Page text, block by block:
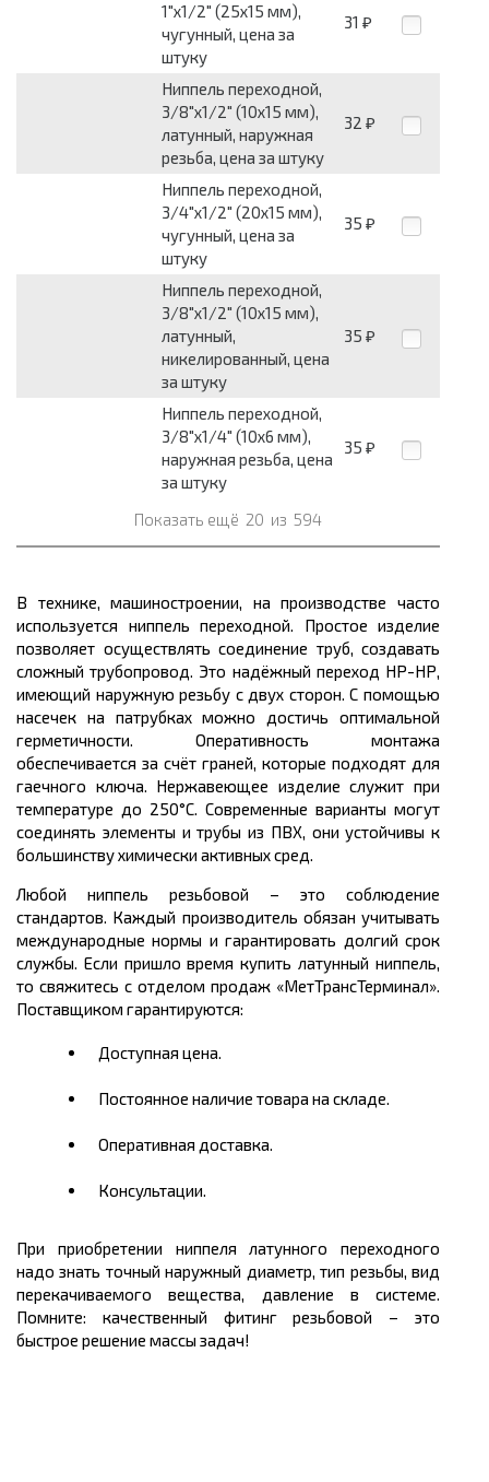
1"х1/2" (25х15 мм),
чугунный, цена за
штуку
31 ₽
Ниппель переходной,
3/8"х1/2" (10х15 мм),
латунный, наружная
резьба, цена за штуку
32 ₽
Ниппель переходной,
3/4"х1/2" (20х15 мм),
чугунный, цена за
штуку
35 ₽
Ниппель переходной,
3/8"х1/2" (10х15 мм),
латунный,
никелированный, цена
за штуку
35 ₽
Ниппель переходной,
3/8"х1/4" (10х6 мм),
наружная резьба, цена
за штуку
35 ₽
Показать ещё 20 из 594
В технике, машиностроении, на производстве часто
используется ниппель переходной. Простое изделие
позволяет осуществлять соединение труб, создавать
сложный трубопровод. Это надёжный переход НР-НР,
имеющий наружную резьбу с двух сторон. С помощью
насечек на патрубках можно достичь оптимальной
герметичности. Оперативность монтажа
обеспечивается за счёт граней, которые подходят для
гаечного ключа. Нержавеющее изделие служит при
температуре до 250°С. Современные варианты могут
соединять элементы и трубы из ПВХ, они устойчивы к
большинству химически активных сред.
Любой ниппель резьбовой – это соблюдение
стандартов. Каждый производитель обязан учитывать
международные нормы и гарантировать долгий срок
службы. Если пришло время купить латунный ниппель,
то свяжитесь с отделом продаж «МетТрансТерминал».
Поставщиком гарантируются:
Доступная цена.
Постоянное наличие товара на складе.
Оперативная доставка.
Консультации.
При приобретении ниппеля латунного переходного
надо знать точный наружный диаметр, тип резьбы, вид
перекачиваемого вещества, давление в системе.
Помните: качественный фитинг резьбовой – это
быстрое решение массы задач!